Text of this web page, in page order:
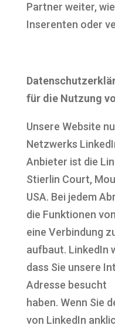
Partner weiter,
Inserenten oder
für die Nutzung
Unsere Website
Netzwerks
Anbieter ist die
Stierlin Court,
USA. Bei jedem
die Funktionen
eine Verbindung
aufbaut. LinkedIn
dass Sie unsere
Adresse besucht
haben. Wenn Sie
von LinkedIn